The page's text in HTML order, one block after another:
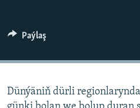
Paýlaş
Dünýäniň dürli